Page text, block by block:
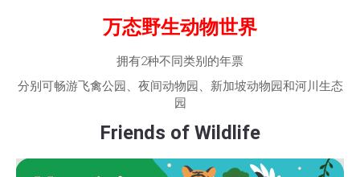
万态野生动物世界
拥有2种不同类别的年票
分别可畅游飞禽公园、夜间动物园、新加坡动物园和河川生态
园
Friends of Wildlife